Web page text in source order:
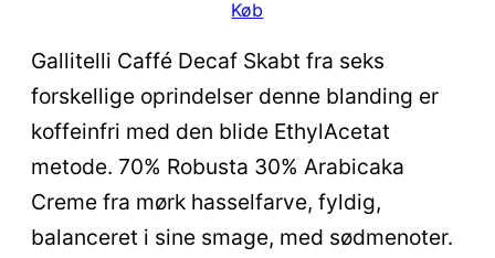
Køb
Gallitelli Caffé Decaf Skabt fra seks
forskellige oprindelser denne blanding er
koffeinfri med den blide EthylAcetat
metode. 70% Robusta 30% Arabicaka
Creme fra mørk hasselfarve, fyldig,
balanceret i sine smage, med sødmenoter.